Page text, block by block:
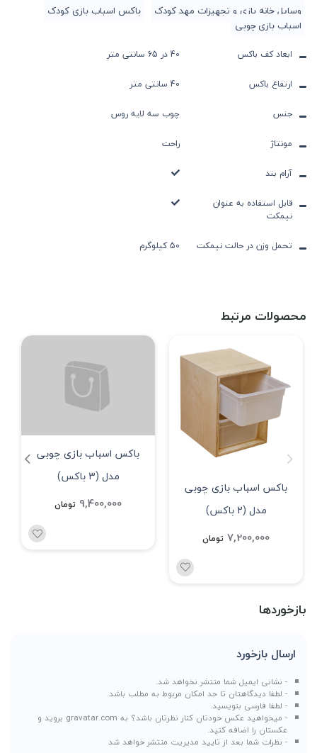
وسایل خانه بازی و تجهیزات مهد کودک
باکس اسباب بازی کودک
اسباب بازی چوبی
ابعاد کف باکس
40 در 65 سانتی متر
ارتفاع باکس
40 سانتی متر
جنس
چوب سه لایه روس
مونتاژ
راحت
آرام بند
قابل استفاده به عنوان
نیمکت
تحمل وزن در حالت نیمکت
50 کیلوگرم
محصولات مرتبط
باکس اسباب بازی چوبی
مدل (2 باکس)
7,200,000 تومان
باکس اسباب بازی چوبی
مدل (3 باکس)
9,400,000 تومان
بازخوردها
ارسال بازخورد
- نشانی ایمیل شما منتشر نخواهد شد.
- لطفا دیدگاهتان تا حد امکان مربوط به مطلب باشد.
- لطفا فارسی بنویسید.
- میخواهید عکس خودتان کنار نظرتان باشد؟ به gravatar.com بروید و
عکستان را اضافه کنید.
- نظرات شما بعد از تایید مدیریت منتشر خواهد شد